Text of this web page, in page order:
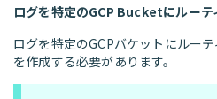
ログを特定のGCP Bucketにルー
ログを特定のGCPバケットにルー
を作成する必要があります。